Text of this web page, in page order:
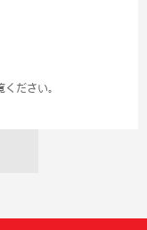
ださい。